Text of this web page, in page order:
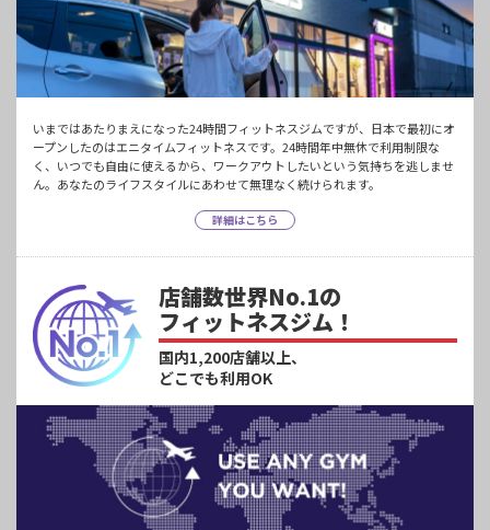
いまではあたりまえになった24時間フィットネスジムですが、日本で最初にオ
ープンしたのはエニタイムフィットネスです。24時間年中無休で利用制限な
く、いつでも自由に使えるから、ワークアウトしたいという気持ちを逃しませ
ん。あなたのライフスタイルにあわせて無理なく続けられます。
詳細はこちら
店舗数世界No.1の
フィットネスジム！
国内1,200店舗以上、
どこでも利用OK